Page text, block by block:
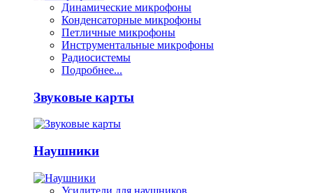
Динамические микрофоны
Конденсаторные микрофоны
Петличные микрофоны
Инструментальные микрофоны
Радиосистемы
Подробнее...
Звуковые карты
Наушники
Усилители для наушников